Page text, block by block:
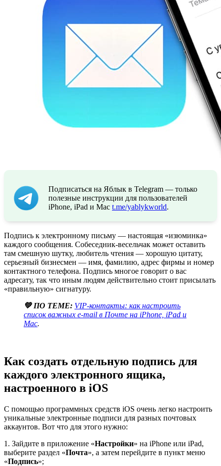
Подписаться на Яблык в Telegram — только
полезные инструкции для пользователей
iPhone, iPad и Mac t.me/yablykworld.
Подпись к электронному письму — настоящая «изюминка»
каждого сообщения. Собеседник-весельчак может оставить
там смешную шутку, любитель чтения — хорошую цитату,
серьезный бизнесмен — имя, фамилию, адрес фирмы и номер
контактного телефона. Подпись многое говорит о вас
адресату, так что иным людям действительно стоит присылать
«правильную» сигнатуру.
💚 ПО ТЕМЕ: VIP-контакты: как настроить
список важных e-mail в Почте на iPhone, iPad и
Mac.
Как создать отдельную подпись для
каждого электронного ящика,
настроенного в iOS
С помощью программных средств iOS очень легко настроить
уникальные электронные подписи для разных почтовых
аккаунтов. Вот что для этого нужно:
1. Зайдите в приложение «Настройки» на iPhone или iPad,
выберите раздел «Почта», а затем перейдите в пункт меню
«Подпись»;